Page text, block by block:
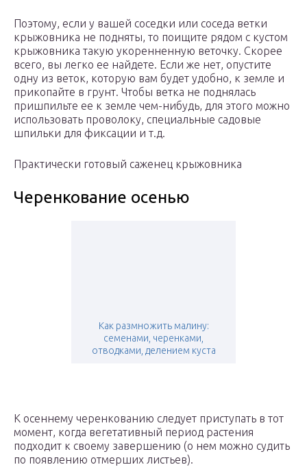
Поэтому, если у вашей соседки или соседа ветки
крыжовника не подняты, то поищите рядом с кустом
крыжовника такую укоренненную веточку. Скорее
всего, вы легко ее найдете. Если же нет, опустите
одну из веток, которую вам будет удобно, к земле и
прикопайте в грунт. Чтобы ветка не поднялась
пришпильте ее к земле чем-нибудь, для этого можно
использовать проволоку, специальные садовые
шпильки для фиксации и т.д.
Практически готовый саженец крыжовника
Черенкование осенью
Как размножить малину:
семенами, черенками,
отводками, делением куста
К осеннему черенкованию следует приступать в тот
момент, когда вегетативный период растения
подходит к своему завершению (о нем можно судить
по появлению отмерших листьев).